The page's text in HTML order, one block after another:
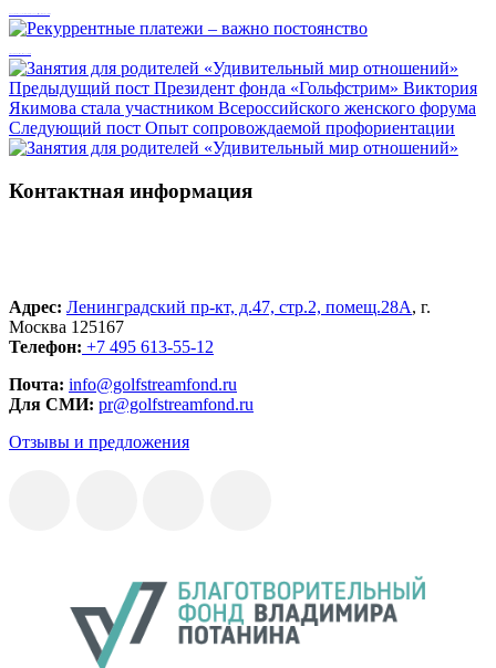
Предыдущий пост Президент фонда «Гольфстрим» Виктория
Якимова стала участником Всероссийского женского форума
Следующий пост Опыт сопровождаемой профориентации
Контактная информация
Адрес: Ленинградский пр-кт, д.47, стр.2, помещ.28А, г.
Москва 125167
Телефон: +7 495 613-55-12
Почта: info@golfstreamfond.ru
Для СМИ: pr@golfstreamfond.ru
Отзывы и предложения